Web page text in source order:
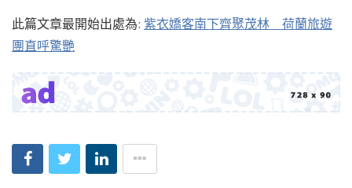
此篇文章最開始出處為: 紫衣嬌客南下齊聚茂林 荷蘭旅遊
團直呼驚艷